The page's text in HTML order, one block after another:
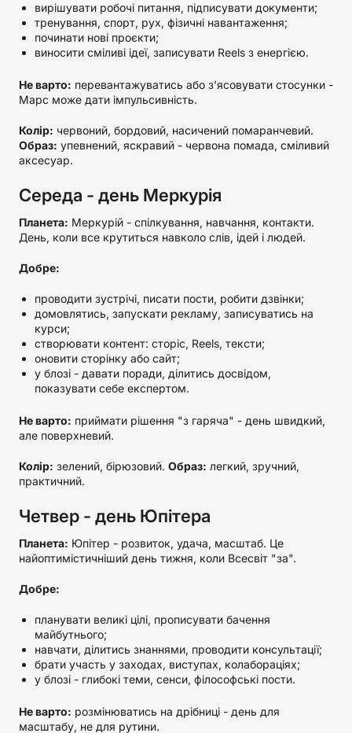
вирішувати робочі питання, підписувати документи;
тренування, спорт, рух, фізичні навантаження;
починати нові проєкти;
виносити сміливі ідеї, записувати Reels з енергією.
Не варто: перевантажуватись або з’ясовувати стосунки -
Марс може дати імпульсивність.
Колір: червоний, бордовий, насичений помаранчевий.
Образ: упевнений, яскравий - червона помада, сміливий
аксесуар.
Середа - день Меркурія
Планета: Меркурій - спілкування, навчання, контакти.
День, коли все крутиться навколо слів, ідей і людей.
Добре:
проводити зустрічі, писати пости, робити дзвінки;
домовлятись, запускати рекламу, записуватись на
курси;
створювати контент: сторіс, Reels, тексти;
оновити сторінку або сайт;
у блозі - давати поради, ділитись досвідом,
показувати себе експертом.
Не варто: приймати рішення "з гаряча" - день швидкий,
але поверхневий.
Колір: зелений, бірюзовий. Образ: легкий, зручний,
практичний.
Четвер - день Юпітера
Планета: Юпітер - розвиток, удача, масштаб. Це
найоптимістичніший день тижня, коли Всесвіт "за".
Добре:
планувати великі цілі, прописувати бачення
майбутнього;
навчати, ділитись знаннями, проводити консультації;
брати участь у заходах, виступах, колабораціях;
у блозі - глибокі теми, сенси, філософські пости.
Не варто: розмінюватись на дрібниці - день для
масштабу, не для рутини.